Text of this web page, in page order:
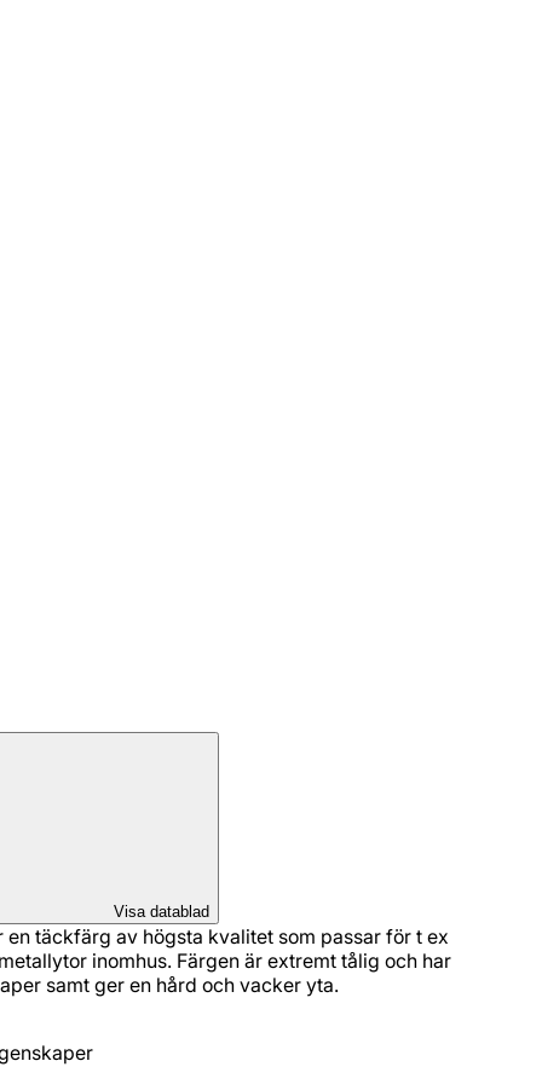
Visa datablad
täckfärg av högsta kvalitet som passar för t ex
inomhus. Färgen är extremt tålig och har
samt ger en hård och vacker yta.